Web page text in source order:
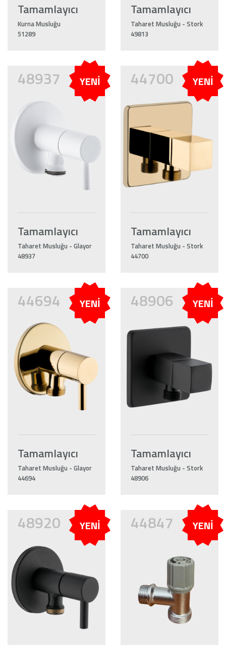
Tamamlayıcı
Kurna Musluğu
51289
Tamamlayıcı
Taharet Musluğu - Stork
49813
48937 YENİ
Tamamlayıcı
Taharet Musluğu - Glayor
48937
44700 YENİ
Tamamlayıcı
Taharet Musluğu - Stork
44700
44694 YENİ
Tamamlayıcı
Taharet Musluğu - Glayor
44694
48906 YENİ
Tamamlayıcı
Taharet Musluğu - Stork
48906
48920 YENİ 44847 YENİ